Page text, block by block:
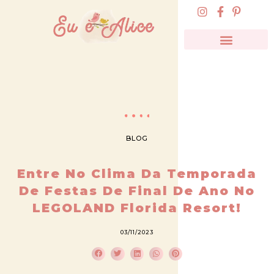
BLOG
Entre No Clima Da Temporada
De Festas De Final De Ano No
LEGOLAND Florida Resort!
03/11/2023